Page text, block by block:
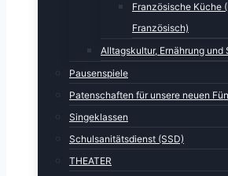
Französische Küche
Französisch)
Alltagskultur, Ernährung und
Pausenspiele
Patenschaften für unsere neuen
Singeklassen
Schulsanitätsdienst (SSD)
THEATER